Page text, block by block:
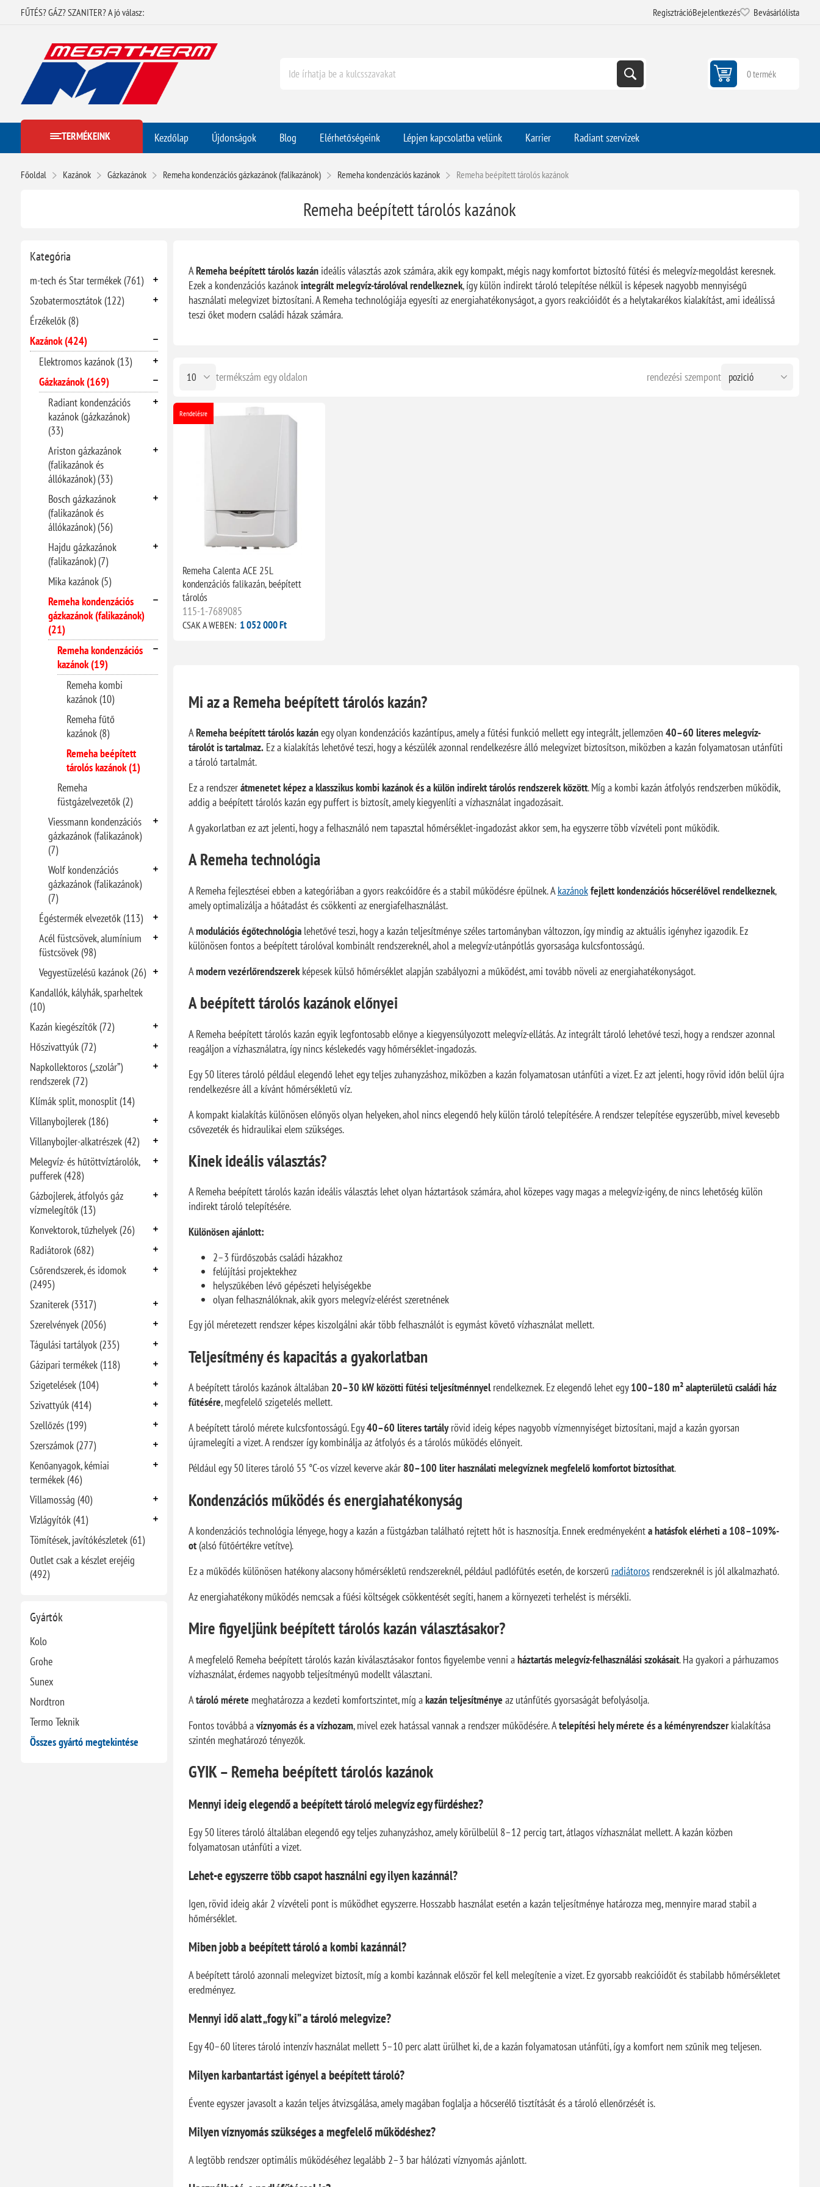
FŰTÉS? GÁZ? SZANITER? A jó válasz: RegisztrációBejelentkezés Bevásárlólista
0 termék
TERMÉKEINK Kezdőlap Újdonságok Blog Elérhetőségeink Lépjen kapcsolatba velünk Karrier Radiant szervizek
Főoldal Kazánok Gázkazánok Remeha kondenzációs gázkazánok (falikazánok) Remeha kondenzációs kazánok Remeha beépített tárolós kazánok
Kategória
m-tech és Star termékek (761)
Szobatermosztátok (122)
Érzékelők (8)
Kazánok (424)
Elektromos kazánok (13)
Gázkazánok (169)
Radiant kondenzációs
kazánok (gázkazánok)
(33)
Ariston gázkazánok
(falikazánok és
állókazánok) (33)
Bosch gázkazánok
(falikazánok és
állókazánok) (56)
Hajdu gázkazánok
(falikazánok) (7)
Mika kazánok (5)
Remeha kondenzációs
gázkazánok (falikazánok)
(21)
Remeha kondenzációs
kazánok (19)
Remeha kombi
kazánok (10)
Remeha fűtő
kazánok (8)
Remeha beépített
tárolós kazánok (1)
Remeha
füstgázelvezetők (2)
Viessmann kondenzációs
gázkazánok (falikazánok)
(7)
Wolf kondenzációs
gázkazánok (falikazánok)
(7)
Égéstermék elvezetők (113)
Acél füstcsövek, alumínium
füstcsövek (98)
Vegyestüzelésű kazánok (26)
Kandallók, kályhák, sparheltek
(10)
Kazán kiegészítők (72)
Hőszivattyúk (72)
Napkollektoros („szolár”)
rendszerek (72)
Klímák split, monosplit (14)
Villanybojlerek (186)
Villanybojler-alkatrészek (42)
Melegvíz- és hűtöttvíztárolók,
pufferek (428)
Gázbojlerek, átfolyós gáz
vízmelegítők (13)
Konvektorok, tűzhelyek (26)
Radiátorok (682)
Csőrendszerek, és idomok
(2495)
Szaniterek (3317)
Szerelvények (2056)
Tágulási tartályok (235)
Gázipari termékek (118)
Szigetelések (104)
Szivattyúk (414)
Szellőzés (199)
Szerszámok (277)
Kenőanyagok, kémiai
termékek (46)
Villamosság (40)
Vízlágyítók (41)
Tömítések, javítókészletek (61)
Outlet csak a készlet erejéig
(492)
Gyártók
Kolo
Grohe
Sunex
Nordtron
Termo Teknik
Összes gyártó megtekintése
Remeha beépített tárolós kazánok
ARemeha beépített tárolós kazánideális választás azok számára, akik egy kompakt, mégis nagy komfortot biztosító fűtési és melegvíz-megoldást keresnek.
Ezek a kondenzációs kazánokintegrált melegvíz-tárolóval rendelkeznek, így külön indirekt tároló telepítése nélkül is képesek nagyobb mennyiségű
használati melegvizet biztosítani. A Remeha technológiája egyesíti az energiahatékonyságot, a gyors reakcióidőt és a helytakarékos kialakítást, ami ideálissá
teszi őket modern családi házak számára.
rendezési szempont
termékszám egy oldalon
Rendelésre
Remeha Calenta ACE 25L
kondenzációs falikazán, beépített
tárolós
115-1-7689085
CSAK A WEBEN: 1 052 000 Ft
Mi az a Remeha beépített tárolós kazán?
ARemeha beépített tárolós kazánegy olyan kondenzációs kazántípus, amely a fűtési funkció mellett egy integrált, jellemzően 40–60 literes melegvíz-
tárolót is tartalmaz.Ez a kialakítás lehetővé teszi, hogy a készülék azonnal rendelkezésre álló melegvizet biztosítson, miközben a kazán folyamatosan utánfűti
a tároló tartalmát.
Ez a rendszerátmenetet képez a klasszikus kombi kazánok és a külön indirekt tárolós rendszerek között. Míg a kombi kazán átfolyós rendszerben működik,
addig a beépített tárolós kazán egy puffert is biztosít, amely kiegyenlíti a vízhasználat ingadozásait.
A gyakorlatban ez azt jelenti, hogy a felhasználó nem tapasztal hőmérséklet-ingadozást akkor sem, ha egyszerre több vízvételi pont működik.
A Remeha technológia
A Remeha fejlesztései ebben a kategóriában a gyors reakcóidőre és a stabil működésre épülnek. Akazánokfejlett kondenzációs hőcserélővel rendelkeznek,
amely optimalizálja a hőátadást és csökkenti az energiafelhasználást.
Amodulációs égőtechnológialehetővé teszi, hogy a kazán teljesítménye széles tartományban változzon, így mindig az aktuális igényhez igazodik. Ez
különösen fontos a beépített tárolóval kombinált rendszereknél, ahol a melegvíz-utánpótlás gyorsasága kulcsfontosságú.
Amodern vezérlőrendszerekképesek külső hőmérséklet alapján szabályozni a működést, ami tovább növeli az energiahatékonyságot.
A beépített tárolós kazánok előnyei
A Remeha beépített tárolós kazán egyik legfontosabb előnye a kiegyensúlyozott melegvíz-ellátás. Az integrált tároló lehetővé teszi, hogy a rendszer azonnal
reagáljon a vízhasználatra, így nincs késlekedés vagy hőmérséklet-ingadozás.
Egy 50 literes tároló például elegendő lehet egy teljes zuhanyzáshoz, miközben a kazán folyamatosan utánfűti a vizet. Ez azt jelenti, hogy rövid időn belül újra
rendelkezésre áll a kívánt hőmérsékletű víz.
A kompakt kialakítás különösen előnyös olyan helyeken, ahol nincs elegendő hely külön tároló telepítésére. A rendszer telepítése egyszerűbb, mivel kevesebb
csővezeték és hidraulikai elem szükséges.
Kinek ideális választás?
A Remeha beépített tárolós kazán ideális választás lehet olyan háztartások számára, ahol közepes vagy magas a melegvíz-igény, de nincs lehetőség külön
indirekt tároló telepítésére.
Különösen ajánlott:
2–3 fürdőszobás családi házakhoz
felújítási projektekhez
helyszűkében lévő gépészeti helyiségekbe
olyan felhasználóknak, akik gyors melegvíz-elérést szeretnének
Egy jól méretezett rendszer képes kiszolgálni akár több felhasználót is egymást követő vízhasználat mellett.
Teljesítmény és kapacitás a gyakorlatban
A beépített tárolós kazánok általában 20–30 kW közötti fűtési teljesítménnyelrendelkeznek. Ez elegendő lehet egy100–180 m² alapterületű családi ház
fűtésére, megfelelő szigetelés mellett.
A beépített tároló mérete kulcsfontosságú. Egy40–60 literes tartályrövid ideig képes nagyobb vízmennyiséget biztosítani, majd a kazán gyorsan
újramelegíti a vizet. A rendszer így kombinálja az átfolyós és a tárolós működés előnyeit.
Például egy 50 literes tároló 55 °C-os vízzel keverve akár 80–100 liter használati melegvíznek megfelelő komfortot biztosíthat.
Kondenzációs működés és energiahatékonyság
A kondenzációs technológia lényege, hogy a kazán a füstgázban található rejtett hőt is hasznosítja. Ennek eredményekénta hatásfok elérheti a 108–109%-
ot(alsó fűtőértékre vetítve).
Ez a működés különösen hatékony alacsony hőmérsékletű rendszereknél, például padlófűtés esetén, de korszerű radiátorosrendszereknél is jól alkalmazható.
Az energiahatékony működés nemcsak a fűési költségek csökkentését segíti, hanem a környezeti terhelést is mérsékli.
Mire figyeljünk beépített tárolós kazán választásakor?
A megfelelő Remeha beépített tárolós kazán kiválasztásakor fontos figyelembe venni aháztartás melegvíz-felhasználási szokásait. Ha gyakori a párhuzamos
vízhasználat, érdemes nagyobb teljesítményű modellt választani.
Atároló mérete meghatározza a kezdeti komfortszintet, míg akazán teljesítménye az utánfűtés gyorsaságát befolyásolja.
Fontos továbbá avíznyomás és a vízhozam, mivel ezek hatással vannak a rendszer működésére. Atelepítési hely mérete és a kéményrendszerkialakítása
szintén meghatározó tényezők.
GYIK – Remeha beépített tárolós kazánok
Mennyi ideig elegendő a beépített tároló melegvíz egy fürdéshez?
Egy 50 literes tároló általában elegendő egy teljes zuhanyzáshoz, amely körülbelül 8–12 percig tart, átlagos vízhasználat mellett. A kazán közben
folyamatosan utánfűti a vizet.
Lehet-e egyszerre több csapot használni egy ilyen kazánnál?
Igen, rövid ideig akár 2 vízvételi pont is működhet egyszerre. Hosszabb használat esetén a kazán teljesítménye határozza meg, mennyire marad stabil a
hőmérséklet.
Miben jobb a beépített tároló a kombi kazánnál?
A beépített tároló azonnali melegvizet biztosít, míg a kombi kazánnak először fel kell melegítenie a vizet. Ez gyorsabb reakcióidőt és stabilabb hőmérsékletet
eredményez.
Mennyi idő alatt „fogy ki” a tároló melegvize?
Egy 40–60 literes tároló intenzív használat mellett 5–10 perc alatt ürülhet ki, de a kazán folyamatosan utánfűti, így a komfort nem szűnik meg teljesen.
Milyen karbantartást igényel a beépített tároló?
Évente egyszer javasolt a kazán teljes átvizsgálása, amely magában foglalja a hőcserélő tisztítását és a tároló ellenőrzését is.
Milyen víznyomás szükséges a megfelelő működéshez?
A legtöbb rendszer optimális működéséhez legalább 2–3 bar hálózati víznyomás ajánlott.